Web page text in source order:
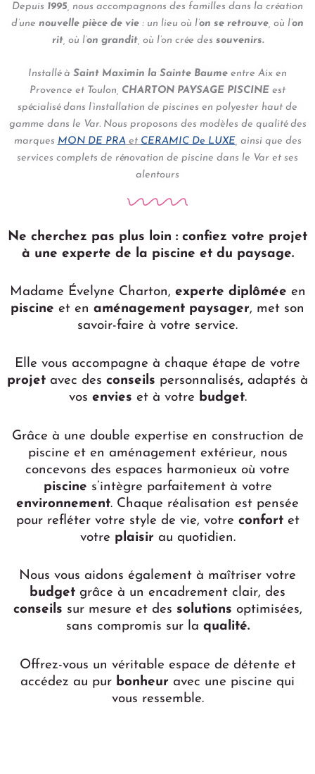
Depuis 1995, nous accompagnons des familles dans la création
d’une nouvelle pièce de vie : un lieu où l’on se retrouve, où l’on
rit, où l’on grandit, où l’on crée des souvenirs.
Installé à Saint Maximin la Sainte Baume entre Aix en
Provence et Toulon, CHARTON PAYSAGE PISCINE est
spécialisé dans l’installation de piscines en polyester haut de
gamme dans le Var. Nous proposons des modèles de qualité des
marques MON DE PRAet CERAMIC De LUXE, ainsi que des
services complets de rénovation de piscine dans le Var et ses
alentours
Ne cherchez pas plus loin : confiez votre projet
à une experte de la piscine et du paysage.
Madame Évelyne Charton, experte diplômée en
piscine et en aménagement paysager, met son
savoir-faire à votre service.
Elle vous accompagne à chaque étape de votre
projet avec des conseils personnalisés, adaptés à
vos envies et à votre budget.
Grâce à une double expertise en construction de
piscine et en aménagement extérieur, nous
concevons des espaces harmonieux où votre
piscine s’intègre parfaitement à votre
environnement. Chaque réalisation est pensée
pour refléter votre style de vie, votre confortet
votre plaisir au quotidien.
Nous vous aidons également à maîtriser votre
budget grâce à un encadrement clair, des
conseils sur mesure et des solutions optimisées,
sans compromis sur la qualité.
Offrez-vous un véritable espace de détente et
accédez au pur bonheur avec une piscine qui
vous ressemble.